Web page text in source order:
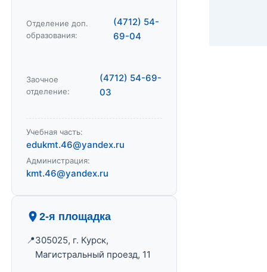
Отделение доп.
образования:
(4712) 54-
69-04
Заочное
отделение:
(4712) 54-69-
03
Учебная часть:
edukmt.46@yandex.ru
Администрация:
kmt.46@yandex.ru
2-я площадка
305025, г. Курск,
Магистральный проезд, 11